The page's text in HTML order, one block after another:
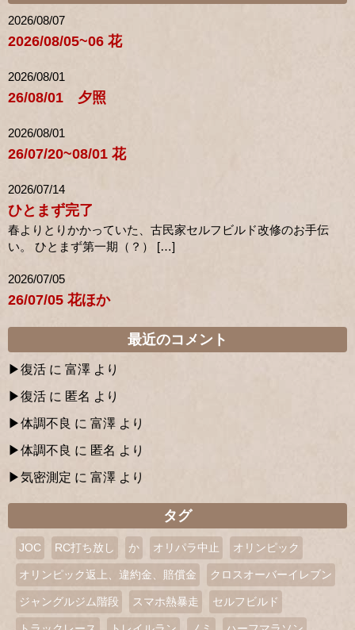
2026/08/07
2026/08/05~06 花
2026/08/01
26/08/01 夕照
2026/08/01
26/07/20~08/01 花
2026/07/14
ひとまず完了
春よりとりかかっていた、古民家セルフビルド改修のお手伝
い。 ひとまず第一期（？） […]
2026/07/05
26/07/05 花ほか
最近のコメント
復活 に 富澤 より
復活 に 匿名 より
体調不良 に 富澤 より
体調不良 に 匿名 より
気密測定 に 富澤 より
タグ
JOC RC打ち放し か オリパラ中止 オリンピック
オリンピック返上、違約金、賠償金 クロスオーバーイレブン
ジャングルジム階段 スマホ熱暴走 セルフビルド